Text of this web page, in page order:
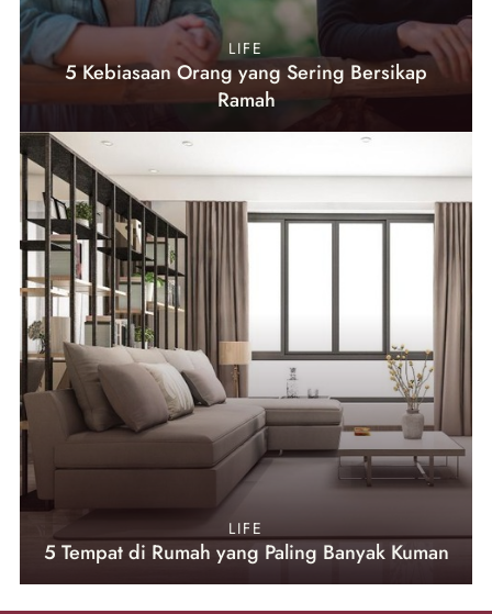
LIFE
5 Kebiasaan Orang yang Sering Bersikap
Ramah
LIFE
5 Tempat di Rumah yang Paling Banyak Kuman